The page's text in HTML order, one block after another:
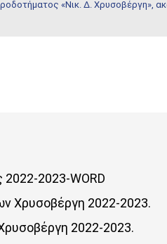
«Νικ. Δ. Χρυσοβέργη»,
2023-WORD
Χρυσοβέργη 2022-2023.
2022-2023.